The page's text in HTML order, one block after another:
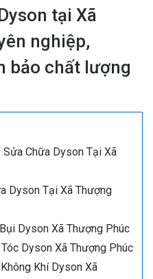
tại Xã
nghiệp,
bảo chất lượng
Sửa Chữa Dyson Tại Xã
Dyson Tại Xã Thượng
Dyson Xã Thượng Phúc
Dyson Xã Thượng Phúc
Khí Dyson Xã